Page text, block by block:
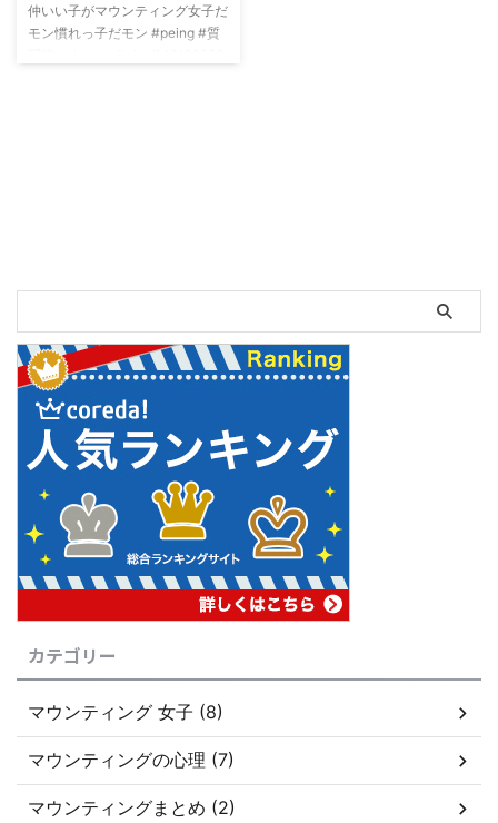
仲いい子がマウンティング女子だ
モン慣れっ子だモン #peing #質
カテゴリー
マウンティング 女子 (8)
マウンティングの心理 (7)
マウンティングまとめ (2)